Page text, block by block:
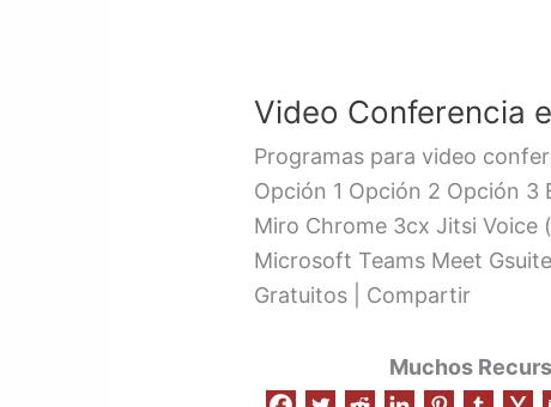
Video Conferencia
Programas para video
Opción 1 Opción 2 Opción 3
Miro Chrome 3cx Jitsi Voice
Microsoft Teams Meet
Gratuitos | Compartir
Muchos
en
Linea
/
Gratis